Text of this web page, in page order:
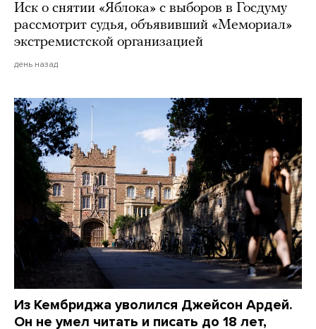
Иск о снятии «Яблока» с выборов в Госдуму
рассмотрит судья, объявивший «Мемориал»
экстремистской организацией
день назад
Из Кембриджа уволился Джейсон Ардей.
Он не умел читать и писать до 18 лет,